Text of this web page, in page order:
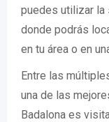
puedes utilizar la
donde podrás
en tu área o en
Entre las
una de las
Badalona es